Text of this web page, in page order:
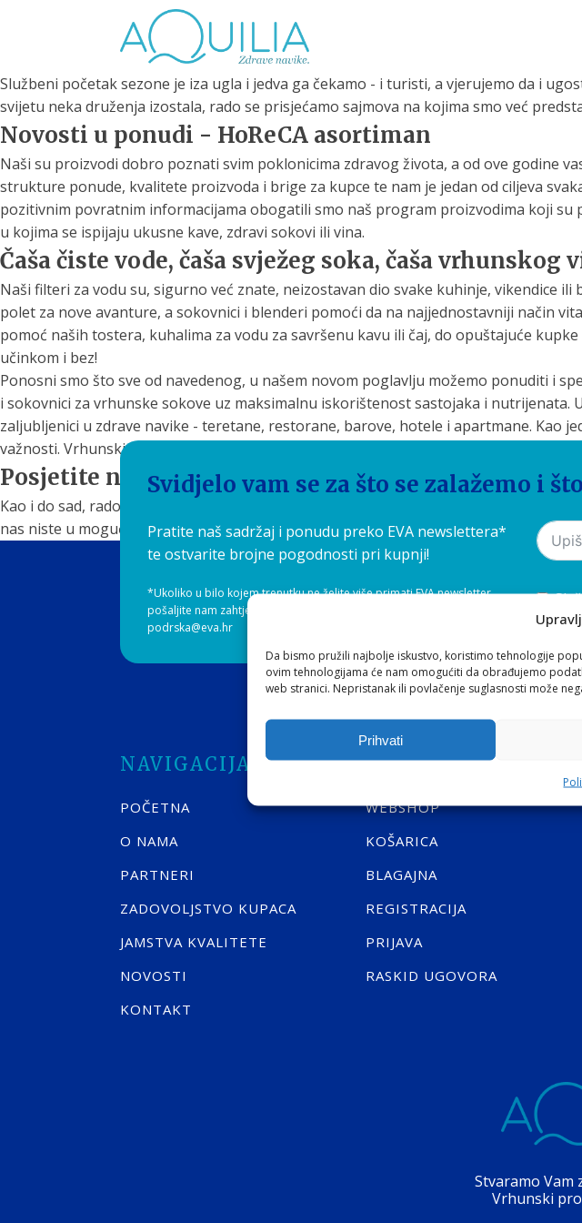
Da bismo pružili najbolje iskustvo, koristimo tehnologije
ovim tehnologijama će nam omogućiti da obrađujemo
web stranici. Nepristanak ili povlačenje suglasnosti može
Prihvati
Službeni početak sezone je iza ugla i jedva ga čekamo - i turisti, a vjerujemo da i
svijetu neka druženja izostala, rado se prisjećamo sajmova na kojima smo već
Novosti u ponudi - HoReCA asortiman
Naši su proizvodi dobro poznati svim poklonicima zdravog života, a od ove godine
strukture ponude, kvalitete proizvoda i brige za kupce te nam je jedan od ciljeva
pozitivnim povratnim informacijama obogatili smo naš program proizvodima koji
u kojima se ispijaju ukusne kave, zdravi sokovi ili vina.
Čaša čiste vode, čaša svježeg soka, čaša vrhunskog
Naši filteri za vodu su, sigurno već znate, neizostavan dio svake kuhinje, vikendice
polet za nove avanture, a sokovnici i blenderi pomoći da na najjednostavniji način
pomoć naših tostera, kuhalima za vodu za savršenu kavu ili čaj, do opuštajuće
učinkom i bez!
Ponosni smo što sve od navedenog, u našem novom poglavlju možemo ponuditi i
i sokovnici za vrhunske sokove uz maksimalnu iskorištenost sastojaka i
zaljubljenici u zdrave navike - teretane, restorane, barove, hotele i apartmane. Kao
važnosti. Vrhunski proizvodi za aeraciju, hlađenje i posluživanje vina će uživanje u
Posjetite nas uživo ili virtualno
Kao i do sad, rado ćemo odgovoriti na sve vaše upite i pružiti vam više informacija o
nas niste u mogućnosti posjetiti uživo - tu smo i dalje za vas putem telefona, maila ili
Svidjelo vam se za što se zalažemo i
Pratite naš sadržaj i ponudu preko EVA newslettera*
te ostvarite brojne pogodnosti pri kupnji!
*Ukoliko u bilo kojem trenutku ne želite više primati EVA newsletter,
pošaljite nam zahtjev za skidanjem s liste, preko e-mail adrese
podrska@eva.hr
NAVIGACIJA
POČETNA
O NAMA
PARTNERI
ZADOVOLJSTVO KUPACA
JAMSTVA KVALITETE
NOVOSTI
KONTAKT
WEBSHOP
WEBSHOP
KOŠARICA
BLAGAJNA
REGISTRACIJA
PRIJAVA
RASKID UGOVORA
Stvaramo Vam
Vrhunski
Tuš glave
filtriranje vode za
tuširanje
Vrčevi za filtriranje
vode
Potpuno prijenosno rješenje
za sigurnu i čistu vodu za piće
Boce za filtriranje
Potpuno prijenosno rješenje
za sigurnu i čistu vodu za piće